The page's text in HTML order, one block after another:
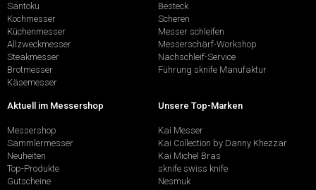
Santoku
Kochmesser
Küchenmesser
Allzweckmesser
Steakmesser
Brotmesser
Käsemesser
Besteck
Scheren
Messer schleifen
Messerschärf-Workshop
Nachschleif-Service
Führung sknife Manufaktur
Aktuell im Messershop
Messershop
Sammlermesser
Neuheiten
Top-Produkte
Gutscheine
Unsere Top-Marken
Kai Messer
Kai Collection by Danny Khezzar
Kai Michel Bras
sknife swiss knife
Nesmuk